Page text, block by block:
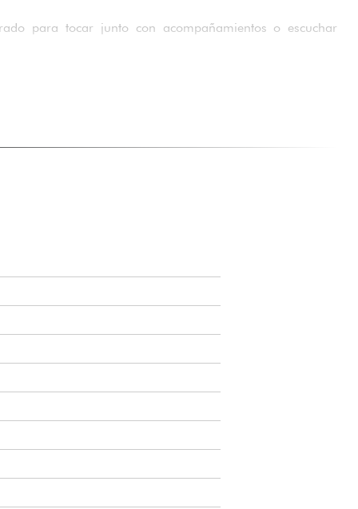
para tocar junto con acompañamientos o escuchar
ESTE PRODUCTO
grande.